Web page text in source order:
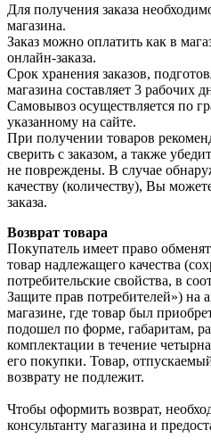
Для получения заказа
магазина.
Заказ можно оплатить как в
онлайн-заказа.
Срок хранения заказов,
магазина составляет 3 рабочих
Самовывоз осуществляется по
указанному на сайте.
При получении товаров
сверить с заказом, а также
не повреждены. В случае
качеству (количеству), Вы
заказа.
Возврат товара
Покупатель имеет право
товар надлежащего качества
потребительские свойства, в
Защите прав потребителей») на
магазине, где товар был
подошел по форме, габаритам,
комплектации в течение
его покупки. Товар,
возврату не подлежит.
Чтобы оформить возврат,
консультанту магазина и